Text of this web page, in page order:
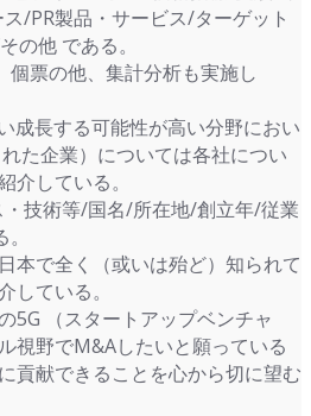
/PR製品・サービス/ターゲット
の他 である。
個票の他、集計分析も実施し
成長する可能性が高い分野におい
た企業）については各社につい
介している。
技術等/国名/所在地/創立年/従業
本で全く（或いは殆ど）知られて
している。
5G （スタートアップベンチャ
視野でM&Aしたいと願っている
貢献できることを心から切に望む